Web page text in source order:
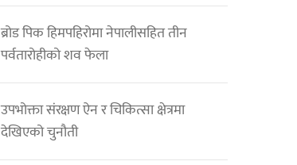
ब्रोड पिक हिमपहिरोमा नेपालीसहित तीन
पर्वतारोहीको शव फेला
उपभोक्ता संरक्षण ऐन र चिकित्सा क्षेत्रमा
देखिएको चुनौती